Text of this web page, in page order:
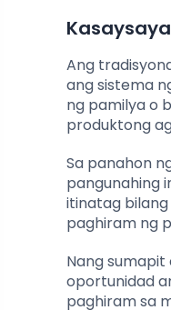
Ang
ang sistema
ng pamilya o
produktong
Sa panahon
pangunahing
itinatag bilang
paghiram ng
Nang
oportunidad
paghiram sa